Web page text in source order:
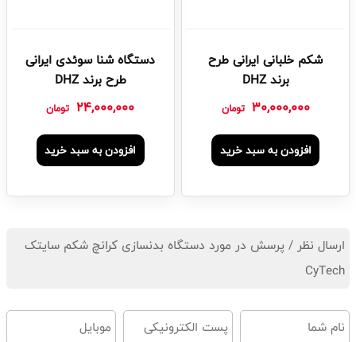
شکم خلبانی ایرانی طرح
برند DHZ
30,000,000 تومان
افزودن به سبد خرید
دستگاه شنا سوئدی ایرانی
طرح برند DHZ
24,000,000 تومان
افزودن به سبد خرید
ارسال نظر / پرسش در مورد دستگاه بدنسازی کرانچ شکم سایتک
CyTech